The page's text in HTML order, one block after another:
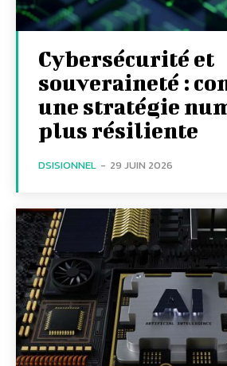
Cybersécurité et
souveraineté :
une stratégie
plus résiliente
DSISIONNEL - 29 JUIN 2026